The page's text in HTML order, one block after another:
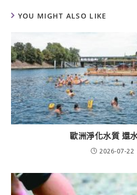
YOU MIGHT ALSO LIKE
歐洲淨化水質 還
2026-07-22